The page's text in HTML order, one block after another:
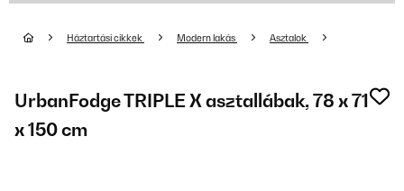
Háztartási cikkek Modern lakás Asztalok
UrbanFodge TRIPLE X asztallábak, 78 x 71
x 150 cm